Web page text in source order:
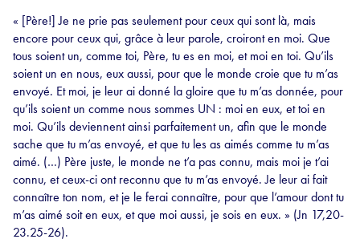
« [Père!] Je ne prie pas seulement pour ceux qui sont là, mais
encore pour ceux qui, grâce à leur parole, croiront en moi. Que
tous soient un, comme toi, Père, tu es en moi, et moi en toi. Qu’ils
soient un en nous, eux aussi, pour que le monde croie que tu m’as
envoyé. Et moi, je leur ai donné la gloire que tu m’as donnée, pour
qu’ils soient un comme nous sommes UN : moi en eux, et toi en
moi. Qu’ils deviennent ainsi parfaitement un, afin que le monde
sache que tu m’as envoyé, et que tu les as aimés comme tu m’as
aimé. (…) Père juste, le monde ne t’a pas connu, mais moi je t’ai
connu, et ceux-ci ont reconnu que tu m’as envoyé. Je leur ai fait
connaître ton nom, et je le ferai connaître, pour que l’amour dont tu
m’as aimé soit en eux, et que moi aussi, je sois en eux. » (Jn 17,20-
23.25-26).